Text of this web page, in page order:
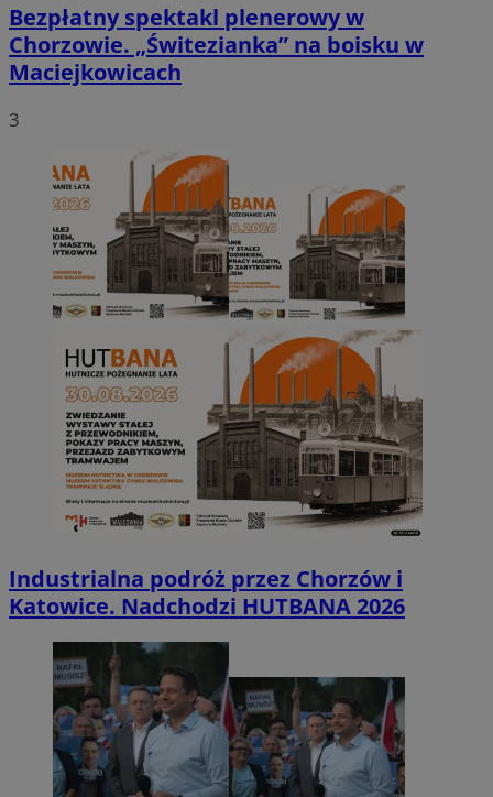
Bezpłatny spektakl plenerowy w
Chorzowie. „Świtezianka” na boisku w
Maciejkowicach
3
Industrialna podróż przez Chorzów i
Katowice. Nadchodzi HUTBANA 2026